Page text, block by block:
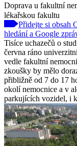
Doprava u fakultní
lékařskou fakultu
Přidejte si obsah
hledání a Google
Tisíce uchazečů o
června ráno
vedle fakultní
zkoušky by mělo
přibližně od 7 do 17
okolí nemocnice a v
parkujících vozidel, i